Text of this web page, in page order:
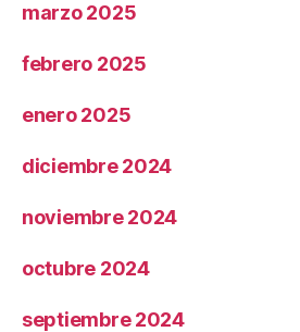
marzo 2025
febrero 2025
enero 2025
diciembre 2024
noviembre 2024
octubre 2024
septiembre 2024